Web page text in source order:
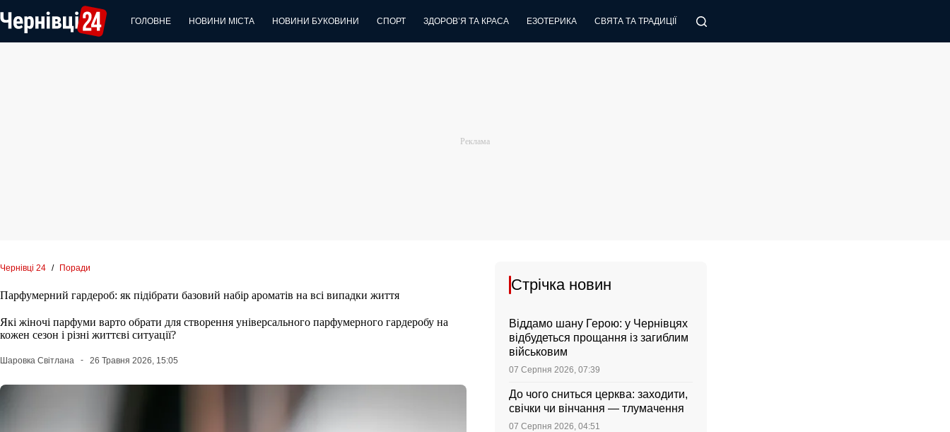
до
вмісту
ГОЛОВНЕ НОВИНИ МІСТА НОВИНИ БУКОВИНИ СПОРТ ЗДОРОВ’Я ТА КРАСА ЕЗОТЕРИКА СВЯТА ТА ТРАДИЦІЇ ПОРАДИ
Чернівці 24 / Поради
Парфумерний гардероб: як підібрати базовий набір ароматів на всі випадки життя
Які жіночі парфуми варто обрати для створення універсального парфумерного гардеробу на
кожен сезон і різні життєві ситуації?
Шаровка Світлана 26 Травня 2026, 15:05
Стрічка новин
Віддамо шану Герою: у Чернівцях
відбудеться прощання із загиблим
військовим
07 Серпня 2026, 07:39
До чого сниться церква: заходити,
свічки чи вінчання — тлумачення
07 Серпня 2026, 04:51